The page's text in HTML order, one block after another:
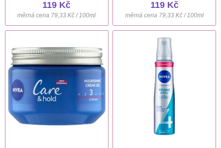
119 Kč
měrná cena 79,33 Kč / 100ml
119 Kč
měrná cena 79,33 Kč / 100ml